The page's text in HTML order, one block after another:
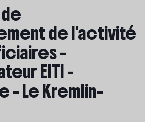
de l'activité
-
EITI -
- Le Kremlin-